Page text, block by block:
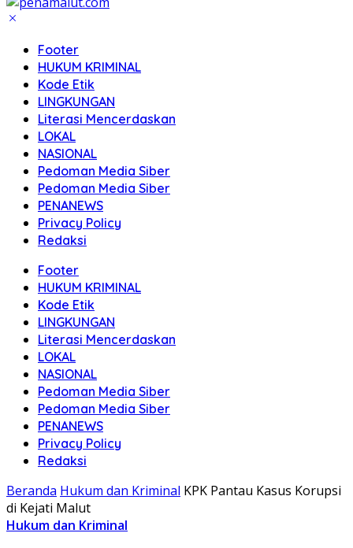
Footer
HUKUM KRIMINAL
Kode Etik
LINGKUNGAN
Literasi Mencerdaskan
LOKAL
NASIONAL
Pedoman Media Siber
Pedoman Media Siber
PENANEWS
Privacy Policy
Redaksi
Footer
HUKUM KRIMINAL
Kode Etik
LINGKUNGAN
Literasi Mencerdaskan
LOKAL
NASIONAL
Pedoman Media Siber
Pedoman Media Siber
PENANEWS
Privacy Policy
Redaksi
Beranda Hukum dan Kriminal KPK Pantau Kasus Korupsi
di Kejati Malut
Hukum dan Kriminal